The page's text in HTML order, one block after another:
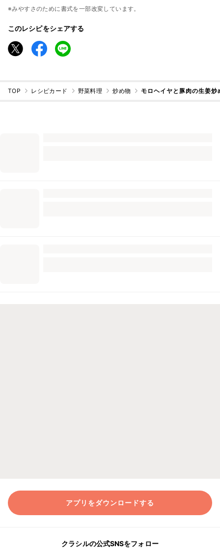
※みやすさのために書式を一部改変しています。
このレシピをシェアする
TOP レシピカード 野菜料理 炒め物 モロヘイヤと豚肉の生姜炒
アプリをダウンロードする
クラシルの公式SNSをフォロー